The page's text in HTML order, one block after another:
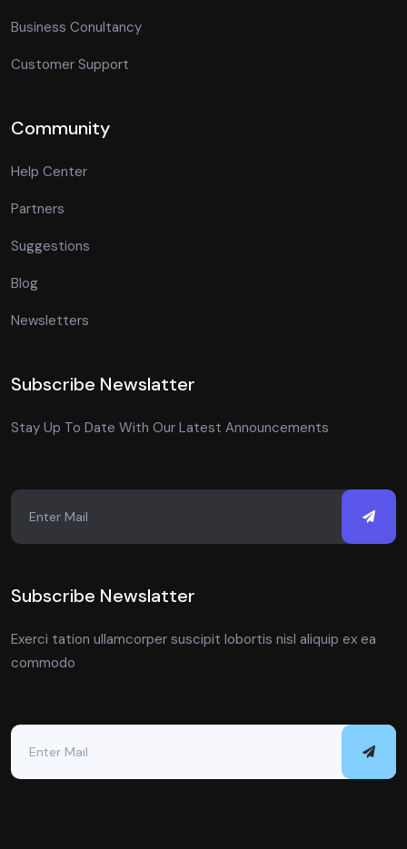
Business Conultancy
Customer Support
Community
Help Center
Partners
Suggestions
Blog
Newsletters
Subscribe Newslatter
Stay Up To Date With Our Latest Announcements
Subscribe Newslatter
Exerci tation ullamcorper suscipit lobortis nisl aliquip ex ea
commodo